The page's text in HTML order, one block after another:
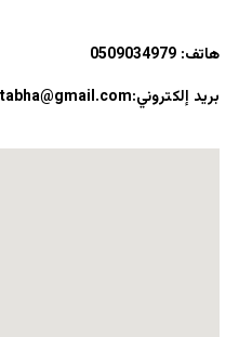
هاتف: 0509034979
بريد إلكتروني:asfaltabha@gmail.com